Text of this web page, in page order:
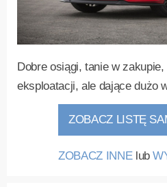
Dobre osiągi, tanie w
eksploatacji, ale dające dużo
ZOBACZ LISTĘ
ZOBACZ INNElub